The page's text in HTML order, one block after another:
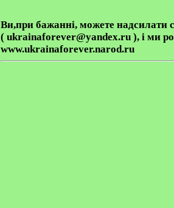
Ви,при бажанні, можете надсилати
( ukrainaforever@yandex.ru ), і ми
www.ukrainaforever.narod.ru